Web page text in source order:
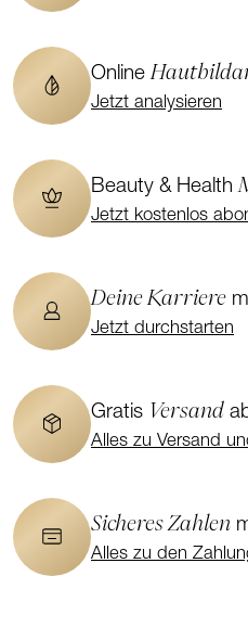
Online
Jetzt analysieren
Beauty & Health
Jetzt kostenlos
Deine Karriere
Jetzt durchstarten
Gratis Versand
Alles zu Versand
Sicheres Zahlen
Alles zu den